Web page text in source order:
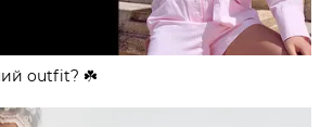
outfit? ☘️